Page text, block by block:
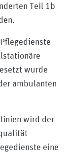
Teil 1b
wurde
ambulanten
wird der
eine